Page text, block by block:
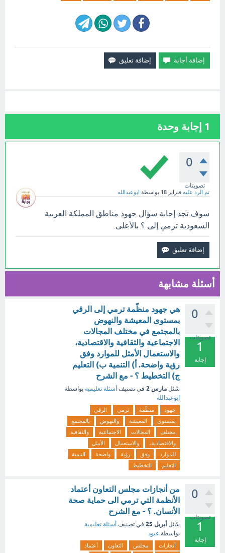
1 إجابة وحدة
0
تصويتات
تم الرد عليه فبراير 18 بواسطة ابوعبدالله
سوف تجد إجابة سؤال جهود مناطق المملكة العربية
السعودية ترمي إلى ؟ بالأعلى.
أسئلة مشابهة
0
تصويتات
1
إجابة
هي جهود منظّمة ترمي إلى الرقي
بمستوى المعيشة والنهوض
بالمجتمع في مختلف المجالات
الاجتماعية والثقافية والاقتصادية،
والاستعمال الأمثل للموارد وفق
رؤية واضحة. أ) التنمية ب) التعليم
ج) التخطيط ؟ - مع الشرح
سُئل مارس 2 في تصنيف أسئلة تعليمية بواسطة
ابوعبدالله
جهود منظّمة ترمي
الرقي
بمستوى
المعيشة والنهوض
بالمجتمع
مختلف
المجالات الاجتماعية
والثقافية
والاقتصادية،
والاستعمال
الأمثل
للموارد
وفق رؤية واضحة
التنمية
التعليم
التخطيط
0
تصويتات
1
إجابة
من أنجازات مجلس التعاون أعتماد
الأنظمة التي ترمي الى حماية صحة
الأنسان. ؟ - مع الشرح
سُئل أبريل 25 في تصنيف أسئلة تعليمية
بواسطة عبود
أنجازات مجلس التعاون
أعتماد